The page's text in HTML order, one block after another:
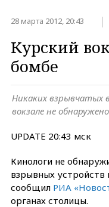
28 марта 2012, 20:43
Курский
бомбе
Никаких взрывчатых
вокзале не обнаружено
UPDATE 20:43 мск
Кинологи не
взрывных устройств
сообщил РИА
органах столицы.